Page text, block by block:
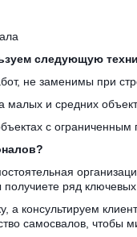
следующую
не заменимы при
малых и средних
с ограниченным
ряд
консультируем
самосвалов, чтобы